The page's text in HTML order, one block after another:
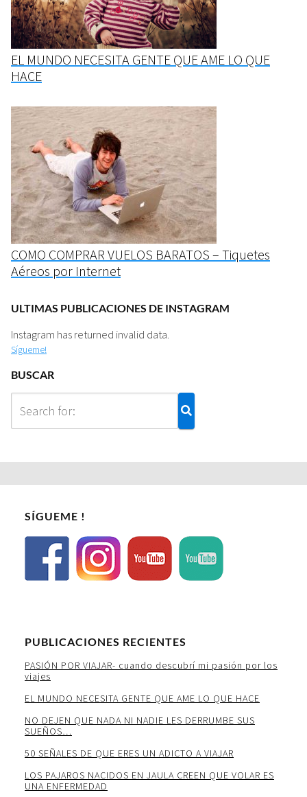
EL MUNDO NECESITA GENTE QUE AME LO QUE
HACE
COMO COMPRAR VUELOS BARATOS – Tiquetes
Aéreos por Internet
ULTIMAS PUBLICACIONES DE INSTAGRAM
Instagram has returned invalid data.
Sígueme!
BUSCAR
SÍGUEME !
PUBLICACIONES RECIENTES
PASIÓN POR VIAJAR- cuando descubrí mi pasión por los
viajes
EL MUNDO NECESITA GENTE QUE AME LO QUE HACE
NO DEJEN QUE NADA NI NADIE LES DERRUMBE SUS
SUEÑOS…
50 SEÑALES DE QUE ERES UN ADICTO A VIAJAR
LOS PAJAROS NACIDOS EN JAULA CREEN QUE VOLAR ES
UNA ENFERMEDAD